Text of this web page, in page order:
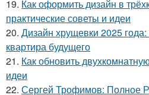
19. Как оформить дизайн в
практические советы и идеи
20. Дизайн хрущевки 2025 года:
квартира будущего
21. Как обновить
идеи
22. Сергей Трофимов: Полное